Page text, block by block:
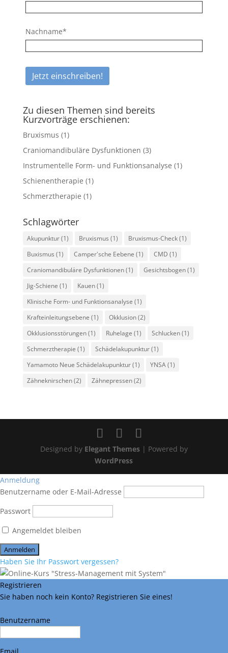
Nachname*
Zu diesen Themen sind bereits
Kurzvorträge erschienen:
Bruxismus (1)
Craniomandibuläre Dysfunktionen (3)
Instrumentelle Form- und Funktionsanalyse (1)
Schienentherapie (1)
Schmerztherapie (1)
Schlagwörter
Akupunktur(1) Bruxismus (1) Bruxismus-Check(1)
Buxismus (1) Camper'sche Eebene (1) CMD (1)
Craniomandibuläre Dysfunktionen(1) Gesichtsbogen(1)
Jig-Schiene (1) Kauen(1)
Klinische Form- und Funktionsanalyse (1)
Krafteinleitungsebene (1) Okklusion(2)
Okklusionsstörungen(1) Ruhelage (1) Schlucken(1)
Schmerztherapie (1) Schädelakupunktur(1)
Yamamoto Neue Schädelakupunktur(1) YNSA(1)
Zähneknirschen(2) Zähnepressen(2)
Designed by Elegant Themes| Powered by
WordPress
Anmeldung
Benutzername oder E-Mail-Adresse
Passwort
Angemeldet bleiben
Haben Sie Ihr Passwort vergessen?
Registrieren
Sie haben noch kein Konto? Registrieren Sie eines!
Benutzername